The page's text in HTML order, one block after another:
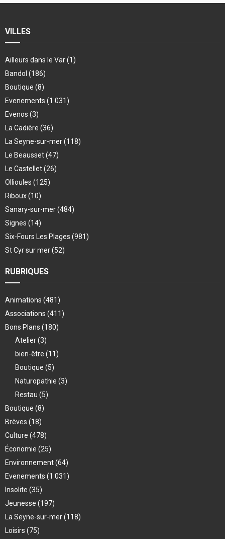
VILLES
Ailleurs dans le Var(1)
Bandol (186)
Boutique (8)
Evenements (1 031)
Evenos (3)
La Cadière (36)
La Seyne-sur-mer(118)
Le Beausset(47)
Le Castellet(26)
Ollioules (125)
Riboux(10)
Sanary-sur-mer(484)
Signes (14)
Six-Fours Les Plages (981)
St Cyr sur mer(52)
RUBRIQUES
Animations (481)
Associations (411)
Bons Plans (180)
Atelier(3)
bien-être (11)
Boutique (5)
Naturopathie (3)
Restau (5)
Boutique (8)
Brèves (18)
Culture (478)
Économie (25)
Environnement(64)
Evenements (1 031)
Insolite (35)
Jeunesse (197)
La Seyne-sur-mer(118)
Loisirs (75)